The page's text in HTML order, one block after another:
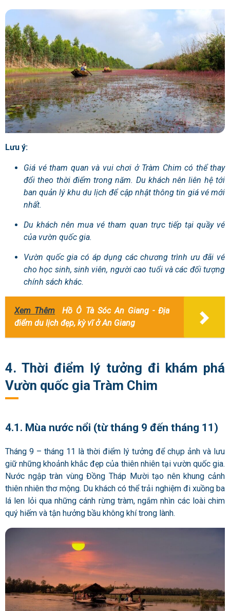
Lưu ý:
Giá vé tham quan và vui chơi ở Tràm Chim có thể thay
đổi theo thời điểm trong năm. Du khách nên liên hệ tới
ban quản lý khu du lịch để cập nhật thông tin giá vé mới
nhất.
Du khách nên mua vé tham quan trực tiếp tại quầy vé
của vườn quốc gia.
Vườn quốc gia có áp dụng các chương trình ưu đãi vé
cho học sinh, sinh viên, người cao tuổi và các đối tượng
chính sách khác.
Xem Thêm
Hồ Ô Tà Sóc An Giang - Địa
điểm du lịch đẹp, kỳ vĩ ở An Giang
4. Thời điểm lý tưởng đi khám phá
Vườn quốc gia Tràm Chim
4.1. Mùa nước nổi (từ tháng 9 đến tháng 11)
Tháng 9 – tháng 11 là thời điểm lý tưởng để chụp ảnh và lưu
giữ những khoảnh khắc đẹp của thiên nhiên tại vườn quốc gia.
Nước ngập tràn vùng Đồng Tháp Mười tạo nên khung cảnh
thiên nhiên thơ mộng. Du khách có thể trải nghiệm đi xuồng ba
lá len lỏi qua những cánh rừng tràm, ngắm nhìn các loài chim
quý hiếm và tận hưởng bầu không khí trong lành.